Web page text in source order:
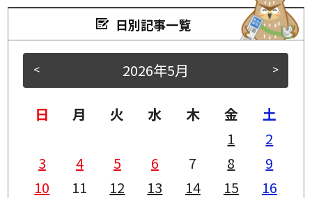
日別記事一覧
< >
2026年5月
日 月 火 水 木 金
土
1
2
3
4 5 6 7 8
9
10
11 12 13 14 15
16